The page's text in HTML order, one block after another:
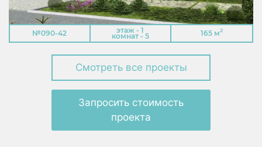
№090-42 этаж - 1
комнат - 5 165 м2
Смотреть все проекты
Запросить стоимость
проекта